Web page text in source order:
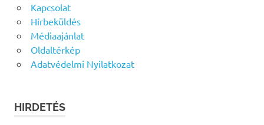
Kapcsolat
Hírbeküldés
Médiaajánlat
Oldaltérkép
Adatvédelmi Nyilatkozat
HIRDETÉS